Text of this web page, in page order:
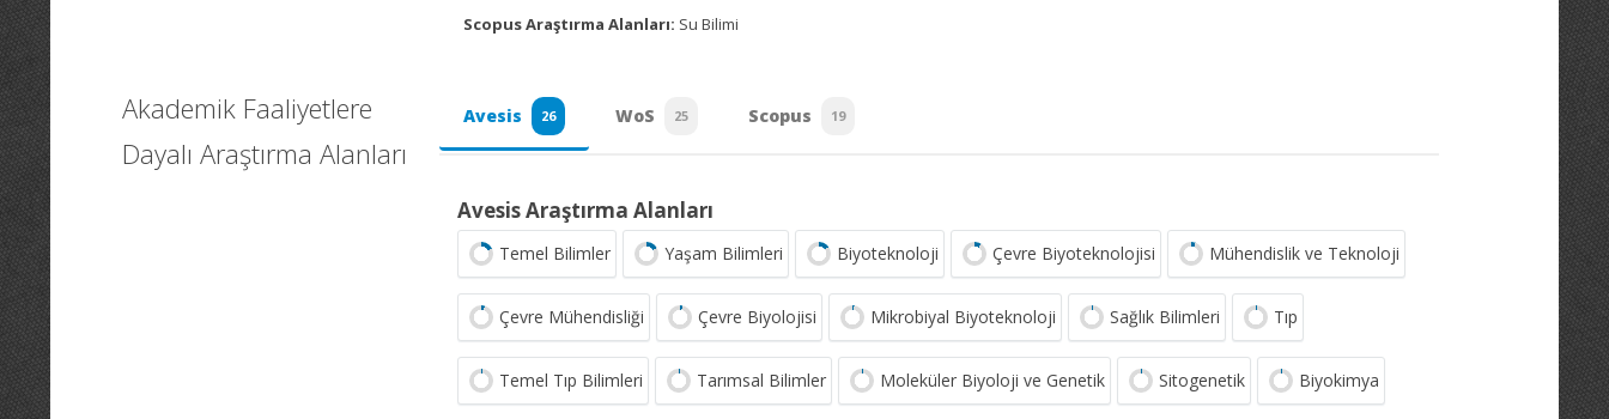
Scopus Araştırma Alanları: Su Bilimi
Akademik Faaliyetlere
Dayalı Araştırma Alanları
Avesis 26 WoS 25 Scopus 19
Avesis Araştırma Alanları
Temel Bilimler Yaşam Bilimleri Biyoteknoloji Çevre Biyoteknolojisi Mühendislik ve Teknoloji
Çevre Mühendisliği Çevre Biyolojisi Mikrobiyal Biyoteknoloji Sağlık Bilimleri Tıp
Temel Tıp Bilimleri Tarımsal Bilimler Moleküler Biyoloji ve Genetik Sitogenetik Biyokimya